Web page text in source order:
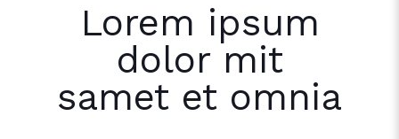
Lorem ipsum
dolor mit
samet et omnia